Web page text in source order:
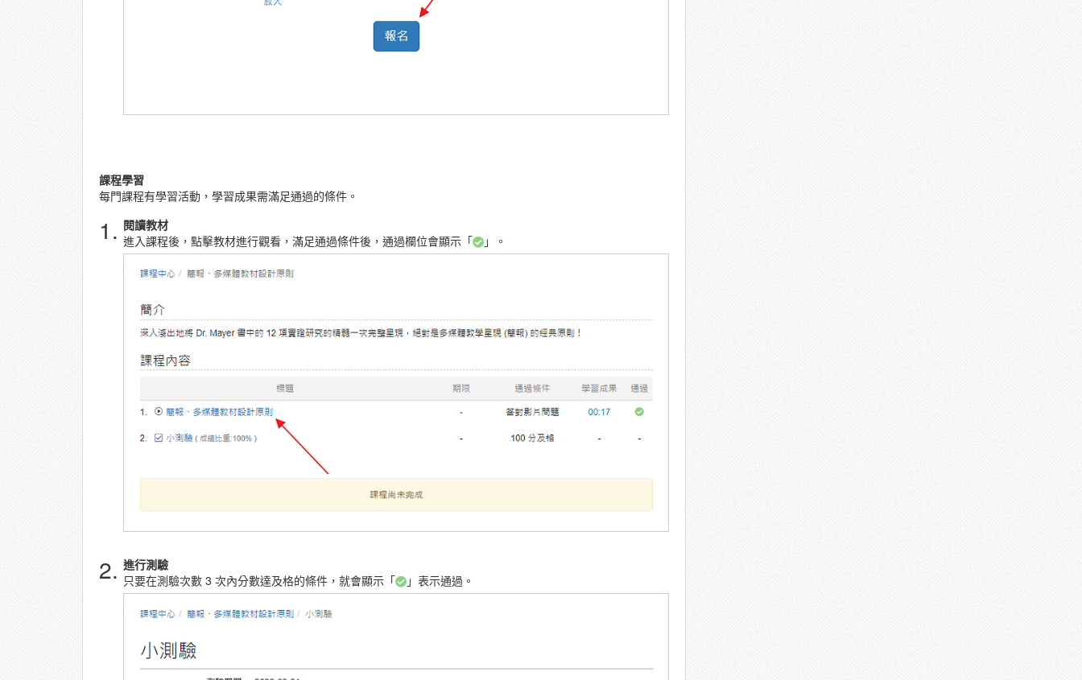
課程學習
每門課程有學習活動，學習成果需滿足通過的條件。
1. 閱讀教材
進入課程後，點擊教材進行觀看，滿足通過條件後，通過欄位會顯示「
」。
2. 進行測驗
只要在測驗次數 3 次內分數達及格的條件，就會顯示「
」表示通過。